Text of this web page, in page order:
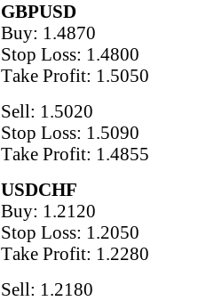
GBPUSD
Buy: 1.4870
Stop Loss: 1.4800
Тake Рrofit: 1.5050
Sell: 1.5020
Stop Loss: 1.5090
Тake Рrofit: 1.4855
USDCHF
Buy: 1.2120
Stop Loss: 1.2050
Тake Рrofit: 1.2280
Sell: 1.2180